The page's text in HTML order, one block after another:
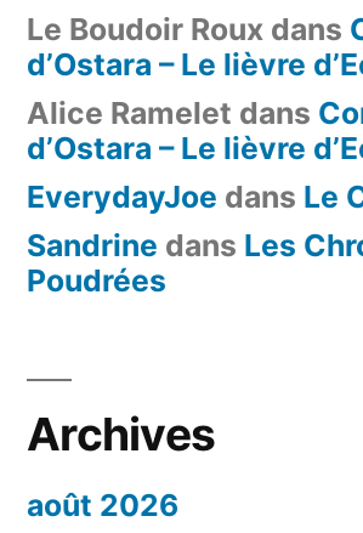
Le Boudoir Roux dans
d’Ostara – Le lièvre
Alice Ramelet dans
d’Ostara – Le lièvre
EverydayJoe dans Le
Sandrine dans Les
Poudrées
Archives
août 2026